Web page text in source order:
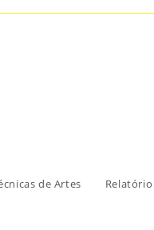
de Artes